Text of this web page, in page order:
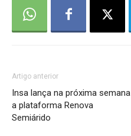
Artigo anterior
Insa lança na próxima semana
a plataforma Renova
Semiárido